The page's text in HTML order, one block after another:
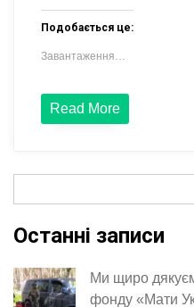
Подобається це:
Завантаження…
Read More
Останні записи
Ми щиро
фонду «Мати